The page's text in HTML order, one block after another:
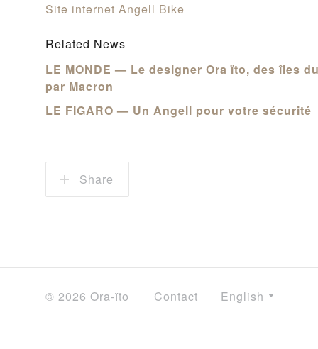
Site internet Angell Bike
Related News
LE MONDE — Le designer Ora ïto, des îles
par Macron
LE FIGARO — Un Angell pour votre sécurité
Share
© 2026 Ora-ïto Contact English